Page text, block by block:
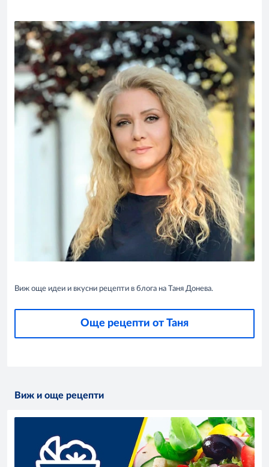
Виж още идеи и вкусни рецепти в блога на Таня Донева.
Още рецепти от Таня
Виж и още рецепти